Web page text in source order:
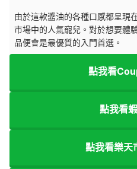
由於這款醬油的各種口感都呈現
市場中的人氣寵兒。對於想要體
品便會是最優質的入門首選。
點我看
點我看
點我看樂天